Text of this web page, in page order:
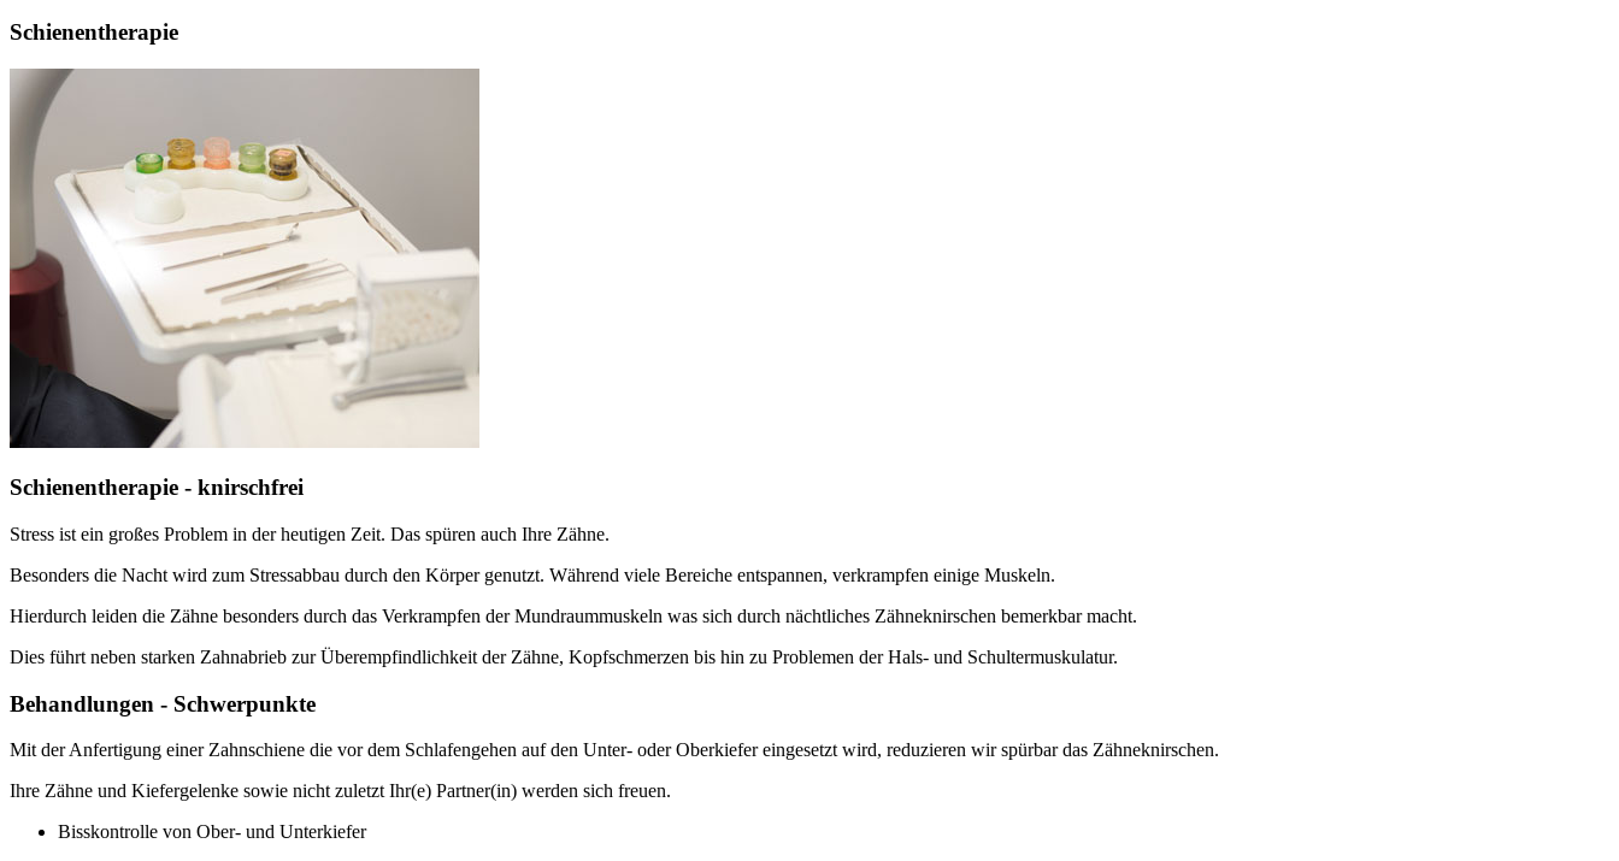
Schienentherapie
Schienentherapie - knirschfrei
Stress ist ein großes Problem in der heutigen Zeit. Das spüren auch Ihre Zähne.
Besonders die Nacht wird zum Stressabbau durch den Körper genutzt. Während viele Bereiche entspannen, verkrampfen einige Muskeln.
Hierdurch leiden die Zähne besonders durch das Verkrampfen der Mundraummuskeln was sich durch nächtliches Zähneknirschen bemerkbar macht.
Dies führt neben starken Zahnabrieb zur Überempfindlichkeit der Zähne, Kopfschmerzen bis hin zu Problemen der Hals- und Schultermuskulatur.
Behandlungen - Schwerpunkte
Mit der Anfertigung einer Zahnschiene die vor dem Schlafengehen auf den Unter- oder Oberkiefer eingesetzt wird, reduzieren wir spürbar das Zähneknirschen.
Ihre Zähne und Kiefergelenke sowie nicht zuletzt Ihr(e) Partner(in) werden sich freuen.
Bisskontrolle von Ober- und Unterkiefer